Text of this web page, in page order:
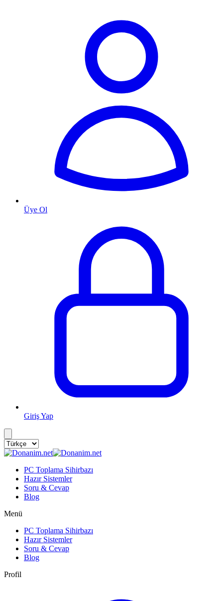
Üye Ol
Giriş Yap
PC Toplama Sihirbazı
Hazır Sistemler
Soru & Cevap
Blog
Menü
PC Toplama Sihirbazı
Hazır Sistemler
Soru & Cevap
Blog
Profil